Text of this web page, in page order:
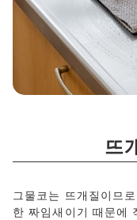
뜨
그물코는 뜨개질이므
한 짜임새이기 때문에